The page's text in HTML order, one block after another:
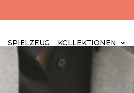
SPIELZEUG KOLLEKTIONEN